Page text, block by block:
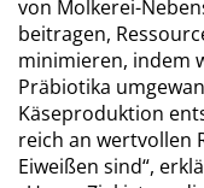
von Molkerei-
beitragen,
minimieren, indem
Präbiotika
Käseproduktion
reich an wertvollen
Eiweißen sind“,